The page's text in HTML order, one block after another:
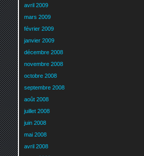
avril 2009
mars 2009
février 2009
janvier 2009
décembre 2008
novembre 2008
octobre 2008
septembre 2008
août 2008
juillet 2008
juin 2008
mai 2008
avril 2008